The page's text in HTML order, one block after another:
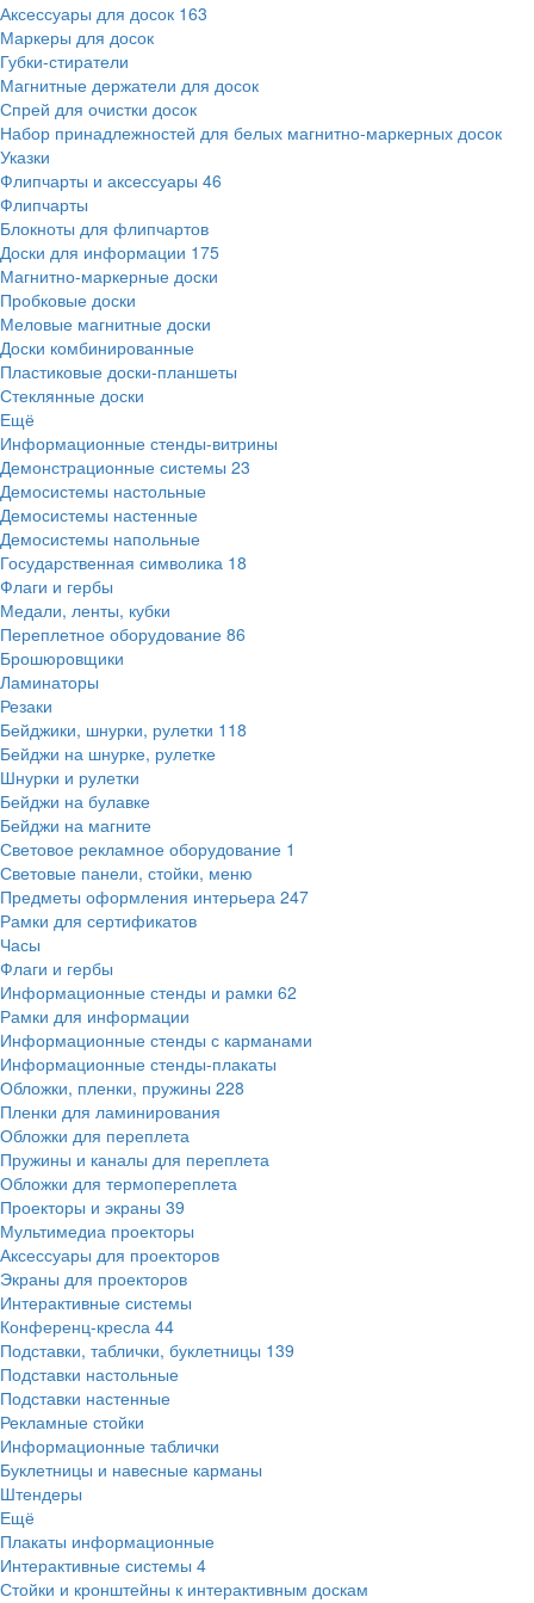
Аксессуары для досок 163
Маркеры для досок
Губки-стиратели
Магнитные держатели для досок
Спрей для очистки досок
Набор принадлежностей для белых магнитно-маркерных досок
Указки
Флипчарты и аксессуары 46
Флипчарты
Блокноты для флипчартов
Доски для информации 175
Магнитно-маркерные доски
Пробковые доски
Меловые магнитные доски
Доски комбинированные
Пластиковые доски-планшеты
Стеклянные доски
Ещё
Информационные стенды-витрины
Демонстрационные системы 23
Демосистемы настольные
Демосистемы настенные
Демосистемы напольные
Государственная символика 18
Флаги и гербы
Медали, ленты, кубки
Переплетное оборудование 86
Брошюровщики
Ламинаторы
Резаки
Бейджики, шнурки, рулетки 118
Бейджи на шнурке, рулетке
Шнурки и рулетки
Бейджи на булавке
Бейджи на магните
Световое рекламное оборудование 1
Световые панели, стойки, меню
Предметы оформления интерьера 247
Рамки для сертификатов
Часы
Флаги и гербы
Информационные стенды и рамки 62
Рамки для информации
Информационные стенды с карманами
Информационные стенды-плакаты
Обложки, пленки, пружины 228
Пленки для ламинирования
Обложки для переплета
Пружины и каналы для переплета
Обложки для термопереплета
Проекторы и экраны 39
Мультимедиа проекторы
Аксессуары для проекторов
Экраны для проекторов
Интерактивные системы
Конференц-кресла 44
Подставки, таблички, буклетницы 139
Подставки настольные
Подставки настенные
Рекламные стойки
Информационные таблички
Буклетницы и навесные карманы
Штендеры
Ещё
Плакаты информационные
Интерактивные системы 4
Стойки и кронштейны к интерактивным доскам